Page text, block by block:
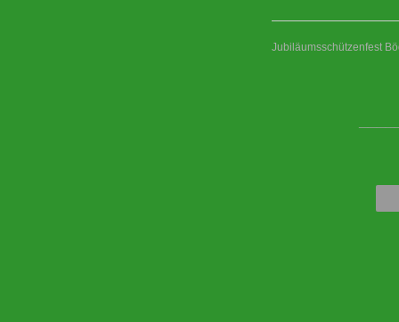
Jubiläumsschützenfest